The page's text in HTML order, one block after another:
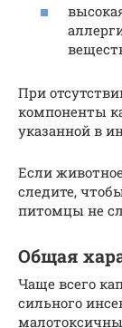
При
компоненты
указанной в
Если
следите,
питомцы не
Общая
Чаще всего
сильного